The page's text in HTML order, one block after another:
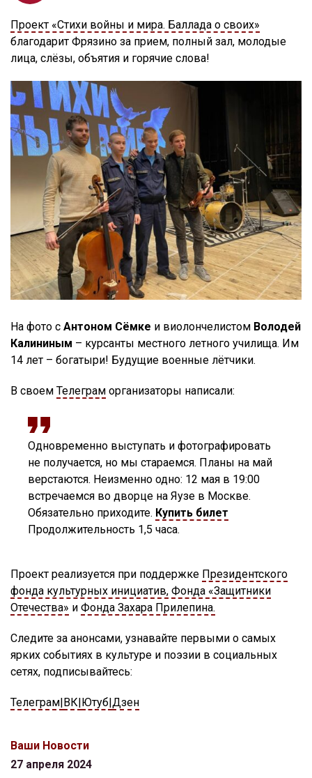
Проект «Стихи войны и мира. Баллада о своих»
благодарит Фрязино за прием, полный зал, молодые
лица, слёзы, объятия и горячие слова!
На фото с Антоном Сёмке и виолончелистом Володей
Калининым – курсанты местного летного училища. Им
14 лет – богатыри! Будущие военные лётчики.
В своем Телеграм организаторы написали:
Одновременно выступать и фотографировать
не получается, но мы стараемся. Планы на май
верстаются. Неизменно одно: 12 мая в 19:00
встречаемся во дворце на Яузе в Москве.
Обязательно приходите. Купить билет
Продолжительность 1,5 часа.
Проект реализуется при поддержке Президентского
фонда культурных инициатив, Фонда «Защитники
Отечества» и Фонда Захара Прилепина.
Следите за анонсами, узнавайте первыми о самых
ярких событиях в культуре и поэзии в социальных
сетях, подписывайтесь:
Телеграм|ВК|Ютуб|Дзен
Ваши Новости
27 апреля 2024